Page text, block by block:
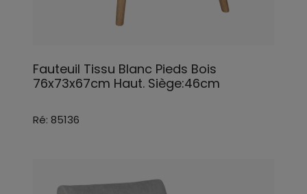
Fauteuil Tissu Blanc Pieds Bois
76x73x67cm Haut. Siège:46cm
Ré: 85136